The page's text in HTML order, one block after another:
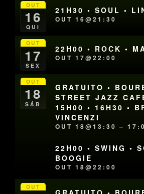
OUT
16
QUI
21H30 • SOUL •
OUT 16@21:30
OUT
17
SEX
22H00 • ROCK •
OUT 17@22:00
OUT
18
SÁB
GRATUITO •
STREET JAZZ
15H00 • 16H30 •
VINCENZI
OUT 18@13:30 –
22H00 • SWING •
BOOGIE
OUT 18@22:00
OUT